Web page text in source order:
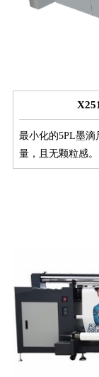
最小化的5PL墨
量，且无颗粒感。